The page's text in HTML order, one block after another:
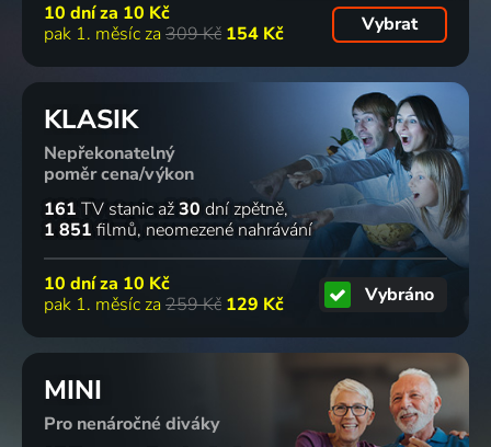
10 dní za 10 Kč
pak 1. měsíc za 309 Kč 154 Kč Vybrat
KLASIK
Nepřekonatelný
poměr cena/výkon
161 TV stanic až30 dní zpětně
1 851 filmů neomezené nahrávání
10 dní za 10 Kč
pak 1. měsíc za 259 Kč 129 Kč Vybráno
MINI
Pro nenáročné diváky